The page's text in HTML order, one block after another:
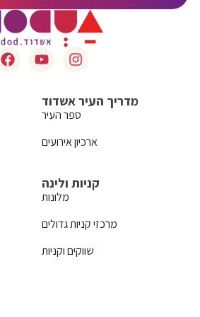
מדריך העיר אשדוד
ספר העיר
ארכיון אירועים
קניות ולינה
מלונות
מרכזי קניות גדולים
שווקים וקניות